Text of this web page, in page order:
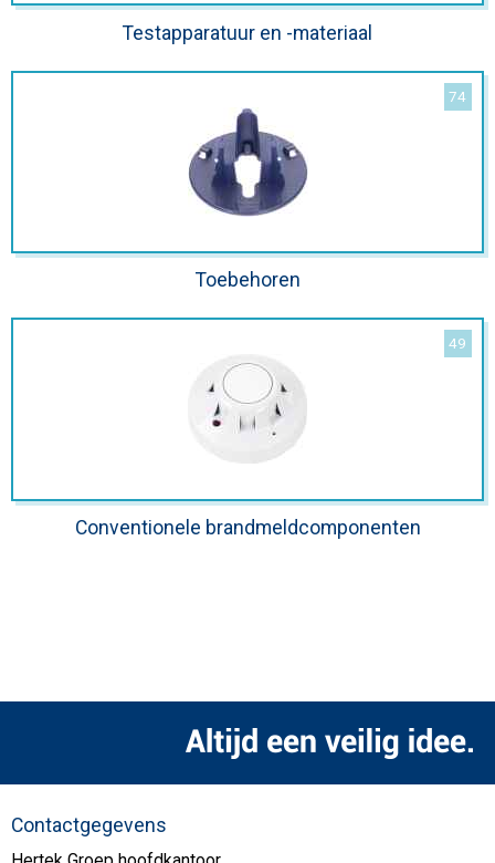
Testapparatuur en -materiaal
Toebehoren
Conventionele brandmeldcomponenten
Contactgegevens